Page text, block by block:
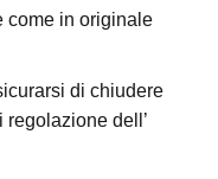
in originale
di chiudere
dell’